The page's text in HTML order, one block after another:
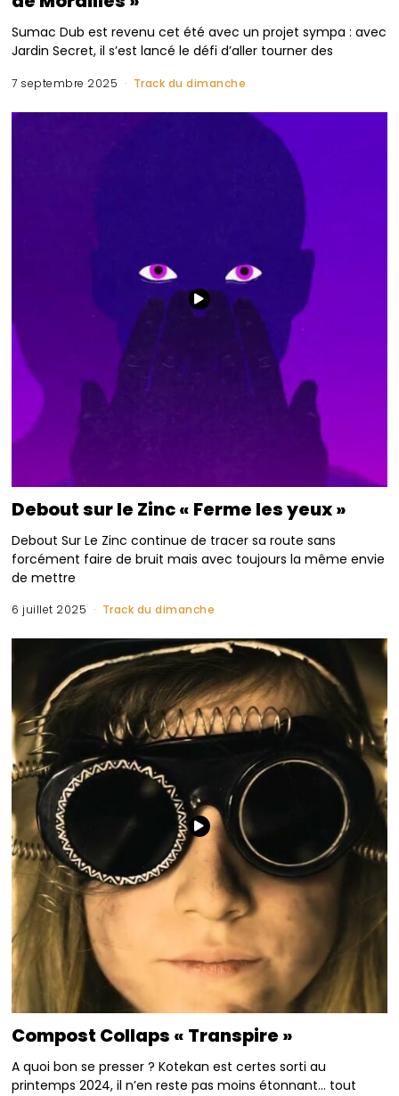
Sumac Dub est revenu cet été avec un projet sympa : avec
Jardin Secret, il s’est lancé le défi d’aller tourner des
7 septembre 2025 Track du dimanche
Debout sur le Zinc « Ferme les yeux »
Debout Sur Le Zinc continue de tracer sa route sans
forcément faire de bruit mais avec toujours la même envie
de mettre
6 juillet 2025 Track du dimanche
Compost Collaps « Transpire »
A quoi bon se presser ? Kotekan est certes sorti au
printemps 2024, il n’en reste pas moins étonnant… tout